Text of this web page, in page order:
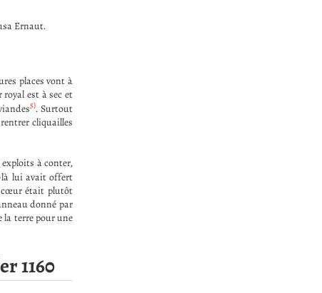
Ernaut.
places vont à
est à sec et
5). Surtout
cliquailles
à conter,
là lui avait offert
cœur était plutôt
donné par
la terre pour une
1160